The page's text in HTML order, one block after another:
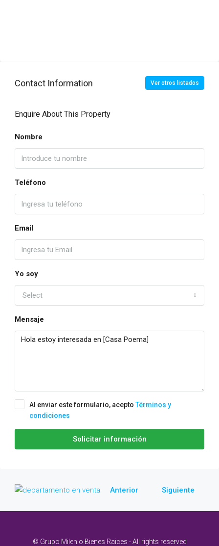
Contact Information Ver otros listados
Enquire About This Property
Nombre
Teléfono
Email
Yo soy
Select
Mensaje
Al enviar este formulario, aceptoTérminos y
condiciones
Solicitar información
Anterior Siguiente
© Grupo Milenio Bienes Raices - All rights reserved